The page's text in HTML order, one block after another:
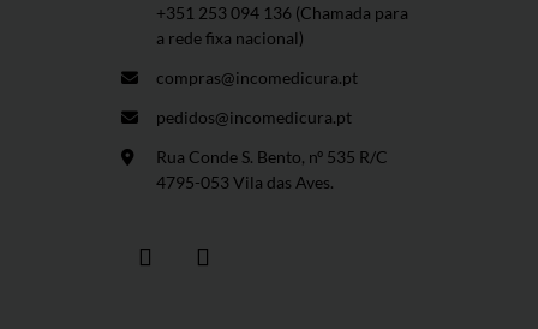
+351 253 094 136 (Chamada para
a rede fixa nacional)
compras@incomedicura.pt
pedidos@incomedicura.pt
Rua Conde S. Bento, nº 535 R/C
4795-053 Vila das Aves.